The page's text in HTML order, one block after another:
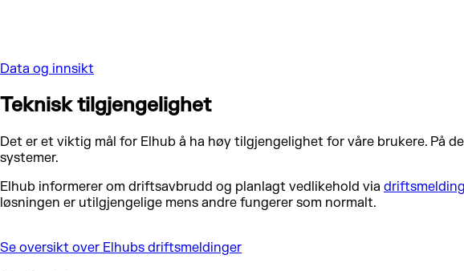
Data og innsikt
Teknisk tilgjengelighet
Det er et viktig mål for Elhub å ha høy tilgjengelighet for våre brukere.
systemer.
Elhub informerer om driftsavbrudd og planlagt vedlikehold via
løsningen er utilgjengelige mens andre fungerer som normalt.
Se oversikt over Elhubs driftsmeldinger